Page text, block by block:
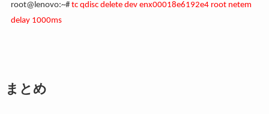
root@lenovo:~# tc qdisc delete dev enx00018e6192e4 root netem
delay 1000ms
まとめ